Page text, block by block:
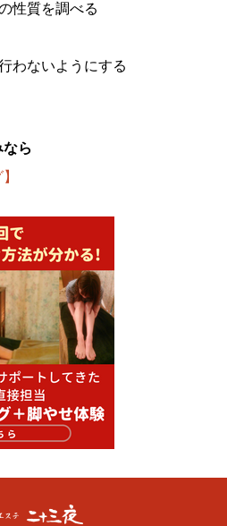
性質を調べる
わないようにする
なら